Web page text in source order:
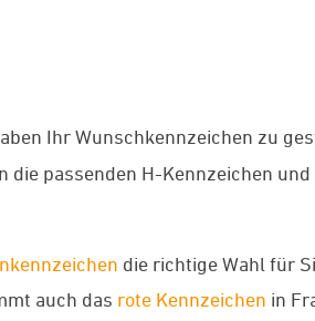
Ihr Wunschkennzeichen zu
die passenden H-Kennzeichen und
die richtige Wahl für
auch das rote Kennzeichen in